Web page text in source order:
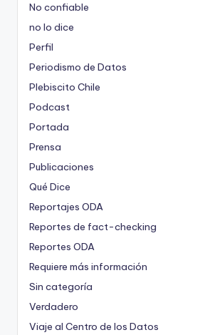
No confiable
no lo dice
Perfil
Periodismo de Datos
Plebiscito Chile
Podcast
Portada
Prensa
Publicaciones
Qué Dice
Reportajes ODA
Reportes de fact-checking
Reportes ODA
Requiere más información
Sin categoría
Verdadero
Viaje al Centro de los Datos